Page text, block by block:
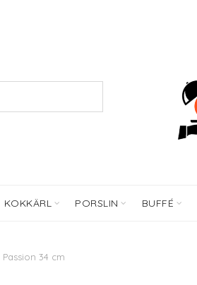
KOKKÄRL PORSLIN BUFFÉ
Passion 34 cm